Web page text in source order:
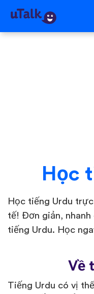
Học
Học tiếng Urdu
tế! Đơn giản,
tiếng Urdu. Học
Về
Tiếng Urdu có vị